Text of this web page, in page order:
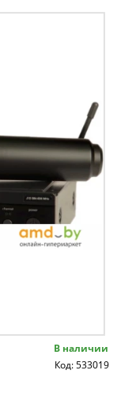
В наличии
Код: 533019